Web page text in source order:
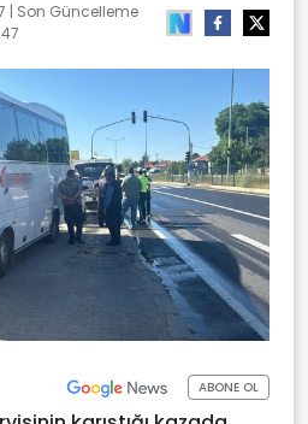
| Son Güncelleme
ABONE OL